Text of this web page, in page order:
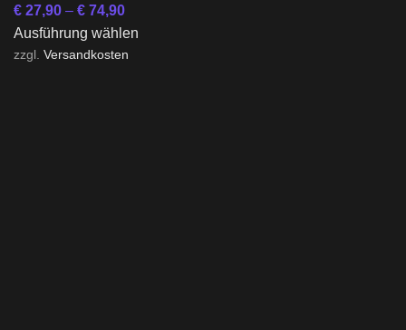
€ 27,90 – € 74,90
Ausführung wählen
zzgl. Versandkosten